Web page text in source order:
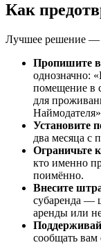
Как
Лучшее решение —
Пропишите в
однозначно:
помещение в
для
Установите
два месяца с
Ограничьте
кто именно
поимённо.
Внесите
субаренда —
аренды или
сообщать вам